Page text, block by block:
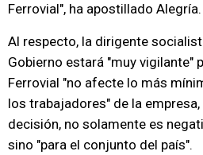
Ferrovial", ha apostillado Alegría.
Al respecto, la dirigente
Gobierno estará "muy vigilante"
Ferrovial "no afecte lo más
los trabajadores" de la
decisión, no solamente es
sino "para el conjunto del país".